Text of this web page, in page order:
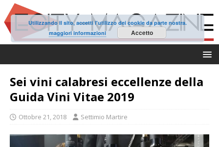
Sei vini calabresi eccellenze della
Guida Vini Vitae 2019
Ottobre 21, 2018 Settimio Martire
Utilizzando il sito, accetti l'utilizzo dei cookie da parte nostra.
maggiori informazioni
Accetto